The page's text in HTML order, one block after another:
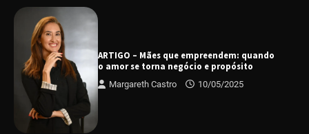
ARTIGO – Mães que empreendem: quando
o amor se torna negócio e propósito
Margareth Castro 10/05/2025